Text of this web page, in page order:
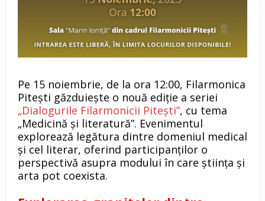
Pe 15 noiembrie, de la ora 12:00, Filarmonica
Pitești găzduiește o nouă ediție a seriei
„Dialogurile Filarmonicii Pitești”, cu tema
„Medicină și literatură”. Evenimentul
explorează legătura dintre domeniul medical
și cel literar, oferind participanților o
perspectivă asupra modului în care știința și
arta pot coexista.